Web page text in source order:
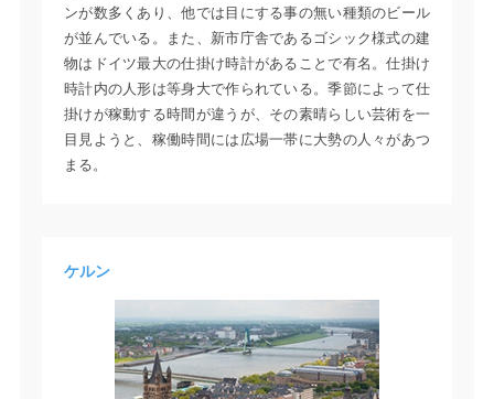
ンが数多くあり、他では目にする事の無い種類のビール
が並んでいる。また、新市庁舎であるゴシック様式の建
物はドイツ最大の仕掛け時計があることで有名。仕掛け
時計内の人形は等身大で作られている。季節によって仕
掛けが稼動する時間が違うが、その素晴らしい芸術を一
目見ようと、稼働時間には広場一帯に大勢の人々があつ
まる。
ケルン